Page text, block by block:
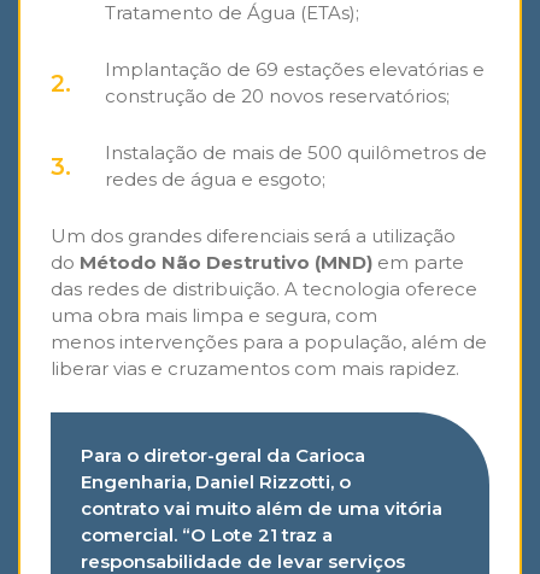
Tratamento de Água (ETAs);
Implantação de 69 estações elevatórias e
construção de 20 novos reservatórios;
Instalação de mais de 500 quilômetros de
redes de água e esgoto;
Um dos grandes diferenciais será a utilização
do Método Não Destrutivo (MND) em parte
das redes de distribuição. A tecnologia oferece
uma obra mais limpa e segura, com
menos intervenções para a população, além de
liberar vias e cruzamentos com mais rapidez.
Para o diretor-geral da Carioca
Engenharia, Daniel Rizzotti, o
contrato vai muito além de uma vitória
comercial. “O Lote 21 traz a
responsabilidade de levar serviços